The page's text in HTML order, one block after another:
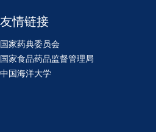
友情链接
国家药典委员会
国家食品药品监督管理局
中国海洋大学